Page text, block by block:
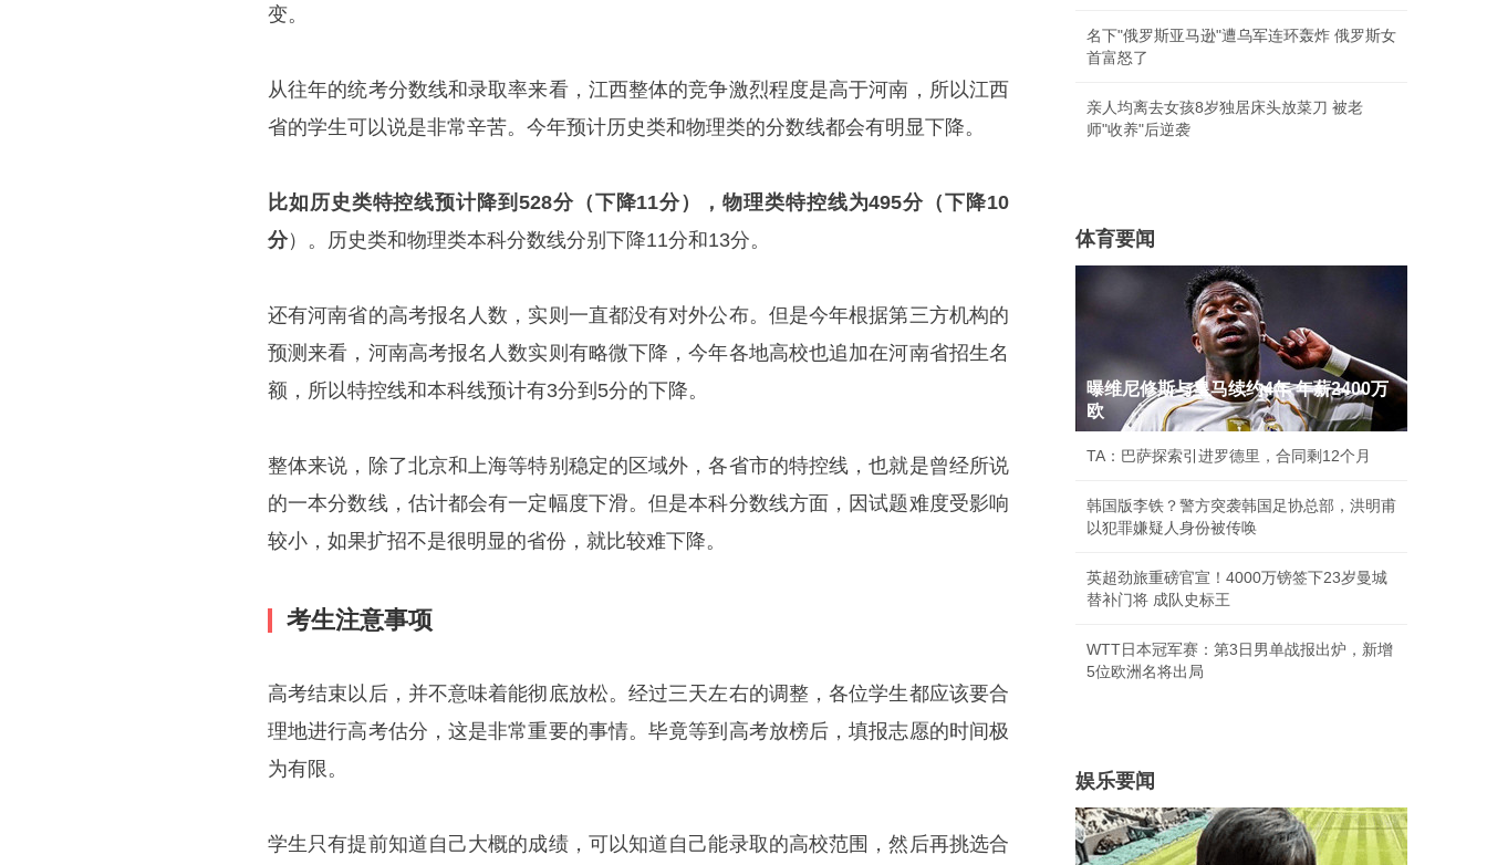
变。
从往年的统考分数线和录取率来看，江西整体的竞争激烈程度是高于河南，所以江西
省的学生可以说是非常辛苦。今年预计历史类和物理类的分数线都会有明显下降。
比如历史类特控线预计降到528分（下降11分），物理类特控线为495分（下降10
分）。历史类和物理类本科分数线分别下降11分和13分。
还有河南省的高考报名人数，实则一直都没有对外公布。但是今年根据第三方机构的
预测来看，河南高考报名人数实则有略微下降，今年各地高校也追加在河南省招生名
额，所以特控线和本科线预计有3分到5分的下降。
整体来说，除了北京和上海等特别稳定的区域外，各省市的特控线，也就是曾经所说
的一本分数线，估计都会有一定幅度下滑。但是本科分数线方面，因试题难度受影响
较小，如果扩招不是很明显的省份，就比较难下降。
考生注意事项
高考结束以后，并不意味着能彻底放松。经过三天左右的调整，各位学生都应该要合
理地进行高考估分，这是非常重要的事情。毕竟等到高考放榜后，填报志愿的时间极
为有限。
学生只有提前知道自己大概的成绩，可以知道自己能录取的高校范围，然后再挑选合
名下"俄罗斯亚马逊"遭乌军连环轰炸 俄罗斯女
首富怒了
亲人均离去女孩8岁独居床头放菜刀 被老
师"收养"后逆袭
体育要闻
曝维尼修斯与皇马续约4年 年薪2400万
欧
TA：巴萨探索引进罗德里，合同剩12个月
韩国版李铁？警方突袭韩国足协总部，洪明甫
以犯罪嫌疑人身份被传唤
英超劲旅重磅官宣！4000万镑签下23岁曼城
替补门将 成队史标王
WTT日本冠军赛：第3日男单战报出炉，新增
5位欧洲名将出局
娱乐要闻